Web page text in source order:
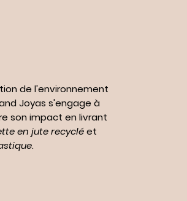
de l'environnement
Joyas s'engage à
son impact en livrant
en jute recycléet
.